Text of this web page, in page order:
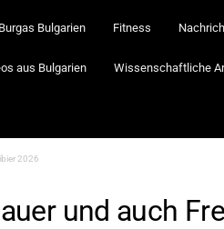
Bulgarien Fitness
aus Bulgarien Wissenschaftliche
2026
und auch